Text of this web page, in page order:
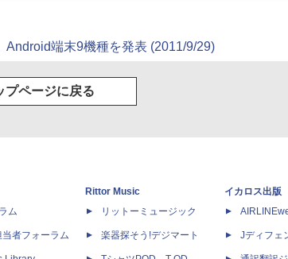
Android端末9機種を発表 (2011/9/29)
プページに戻る
ム
者フォーラム
Rittor Music
リットーミュージック
楽器探そう!デジマート
イカロス出版
Jディフェ